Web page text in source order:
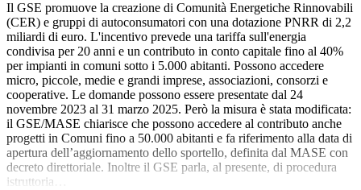
Il GSE promuove la creazione di Comunità Energetiche Rinnovabili
(CER) e gruppi di autoconsumatori con una dotazione PNRR di 2,2
miliardi di euro. L'incentivo prevede una tariffa sull'energia
condivisa per 20 anni e un contributo in conto capitale fino al 40%
per impianti in comuni sotto i 5.000 abitanti. Possono accedere
micro, piccole, medie e grandi imprese, associazioni, consorzi e
cooperative. Le domande possono essere presentate dal 24
novembre 2023 al 31 marzo 2025. Però la misura è stata modificata:
il GSE/MASE chiarisce che possono accedere al contributo anche
progetti in Comuni fino a 50.000 abitanti e fa riferimento alla data di
apertura dell’aggiornamento dello sportello, definita dal MASE con
decreto direttoriale. Inoltre il GSE parla, al presente, di procedura
istruttoria…